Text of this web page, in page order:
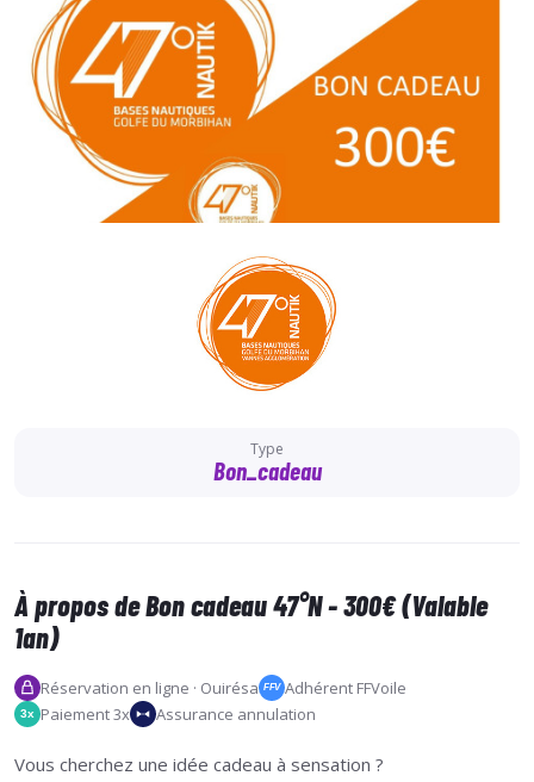
Type
Bon_cadeau
À propos de Bon cadeau 47°N - 300€ (Valable
1an)
Réservation en ligne · Ouirésa FFV Adhérent FFVoile
3x Paiement 3x Assurance annulation
Vous cherchez une idée cadeau à sensation ?